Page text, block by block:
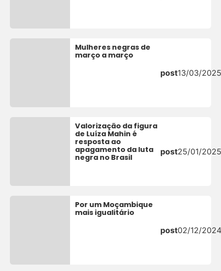
Mulheres negras de
março a março
post13/03/
Valorização da figura
de Luíza Mahin é
resposta ao
apagamento da luta
negra no Brasil
post25/01/
Por um Moçambique
mais igualitário
post02/12/